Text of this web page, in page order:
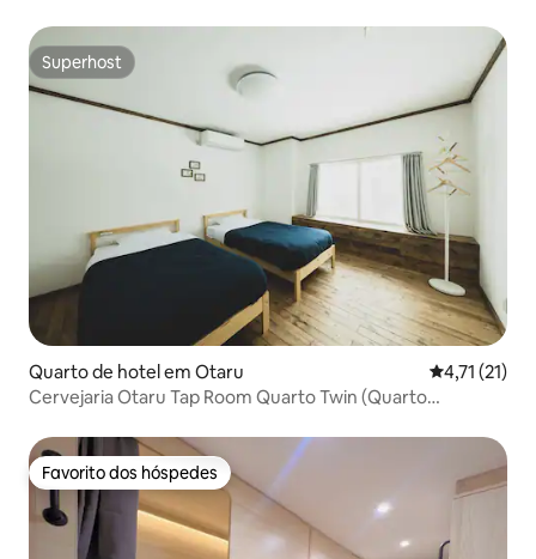
Superhost
Superhost
Quarto de hotel em Otaru
4,71 (21)
Cervejaria Otaru Tap Room Quarto Twin (Quarto
Favorito dos hóspedes
Favorito dos hóspedes